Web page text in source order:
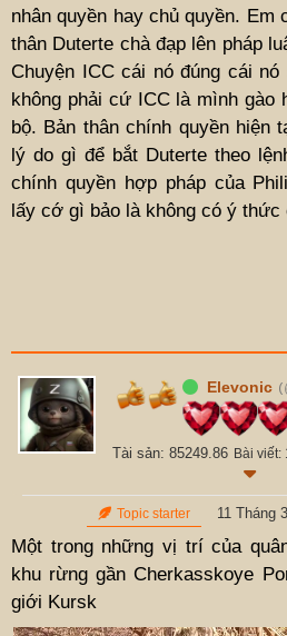
nhân quyền hay chủ quyền. Em
thân Duterte chà đạp lên pháp
Chuyện ICC cái nó đúng cái
không phải cứ ICC là mình gào
bộ. Bản thân chính quyền hiện
lý do gì để bắt Duterte theo
chính quyền hợp pháp của
lấy cớ gì bảo là không có ý thức
Elevonic
Tài sản: 85249.86 Bài viết:
Topic starter 11 Tháng
Một trong những vị trí của
khu rừng gần Cherkasskoye
giới Kursk